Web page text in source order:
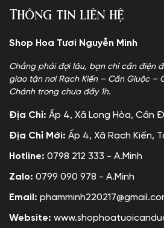
Thông tin liên hệ
Shop Hoa Tươi Nguyễn Minh
Chẳng phải đợi lâu, bạn chỉ cần điện
giao tận nơi Rạch Kiến – Cần Giuộc –
Chánh trong chưa đầy 1h.
Địa Chỉ: Ấp 4, Xã Long Hòa, Cần
Địa Chỉ Mới: Ấp 4, Xã Rạch Kiến,
Hotline: 0798 212 333 - A.Minh
Zalo: 0799 090 978 - A.Minh
Email:
Website: